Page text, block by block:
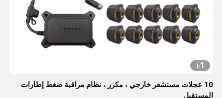
1
/
1
10 عجلات مستشعر خارجي ، مكرر ، نظام مراقبة ضغط إطارات
المستقبل